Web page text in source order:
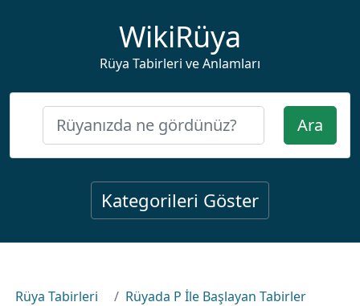
WikiRüya
Rüya Tabirleri ve Anlamları
Ara
Kategorileri Göster
Rüya Tabirleri
Rüyada P İle Başlayan Tabirler